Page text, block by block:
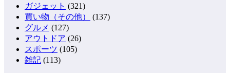
ガジェット (321)
買い物（その他）
(137)
グルメ (127)
アウトドア (26)
スポーツ (105)
雑記 (113)